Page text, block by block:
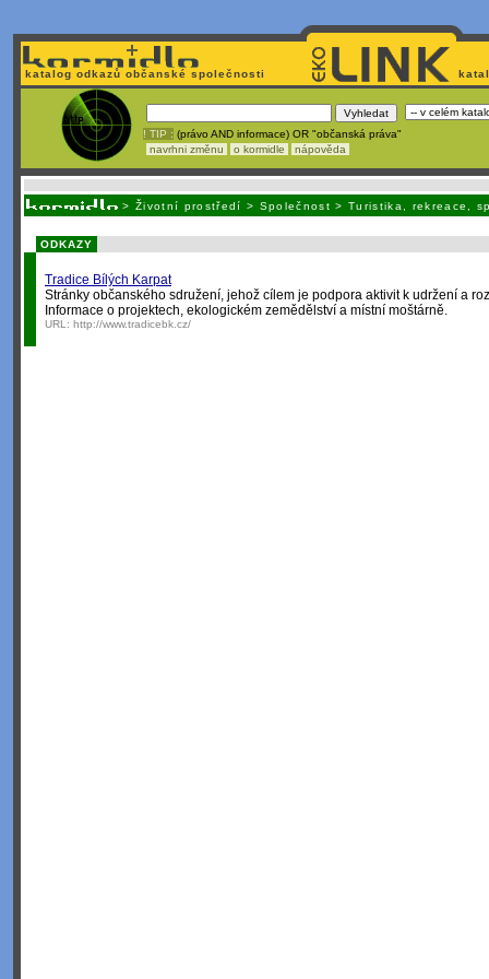
katalog odkazů občanské společnosti
! TIP : (právo AND informace) OR "občanská práva"
navrhni změnu
o kormidle nápověda
> Životní prostředí > Společnost >Turistika, rekreace,
ODKAZY
Tradice Bílých Karpat
Stránky občanského sdružení, jehož cílem je podpora aktivit k udržení a
Informace o projektech, ekologickém zemědělství a místní moštárně.
URL: http://www.tradicebk.cz/